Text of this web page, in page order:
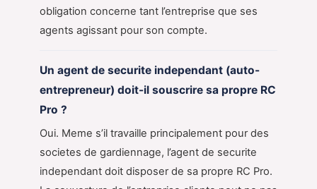
obligation concerne tant l’entreprise que ses
agents agissant pour son compte.
Un agent de securite independant (auto-
entrepreneur) doit-il souscrire sa propre RC
Pro ?
Oui. Meme s’il travaille principalement pour des
societes de gardiennage, l’agent de securite
independant doit disposer de sa propre RC Pro.